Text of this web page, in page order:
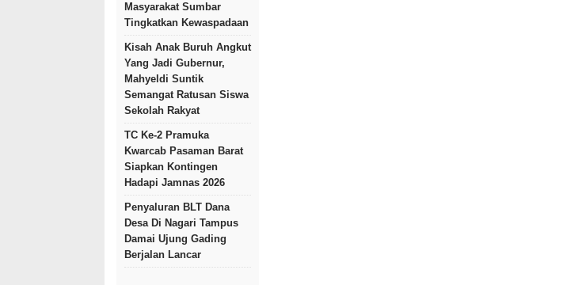
Masyarakat Sumbar
Tingkatkan Kewaspadaan
Kisah Anak Buruh Angkut
Yang Jadi Gubernur,
Mahyeldi Suntik
Semangat Ratusan Siswa
Sekolah Rakyat
TC Ke-2 Pramuka
Kwarcab Pasaman Barat
Siapkan Kontingen
Hadapi Jamnas 2026
Penyaluran BLT Dana
Desa Di Nagari Tampus
Damai Ujung Gading
Berjalan Lancar